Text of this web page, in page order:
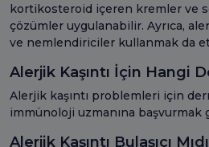
kortikosteroid içeren kremler ve
çözümler uygulanabilir. Ayrıca,
ve nemlendiriciler kullanmak da
Alerjik Kaşıntı İçin Hangi
Alerjik kaşıntı problemleri için
immünoloji uzmanına başvurmak
Alerjik Kaşıntı Bulaşıcı